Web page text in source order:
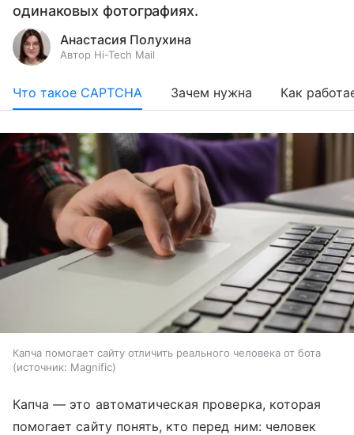
одинаковых фотографиях.
Анастасия Полухина
Автор Hi-Tech Mail
Что такое CAPTCHA Зачем нужна Как
Капча помогает сайту отличить реального человека от бота
источник: Magnific
Капча — это автоматическая проверка, которая
помогает сайту понять, кто перед ним: человек